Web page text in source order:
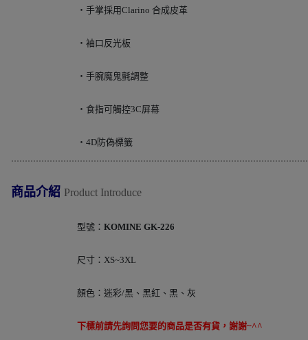
‧手掌採用Clarino 合成皮革
‧袖口反光板
‧手腕魔鬼氈調整
‧食指可觸控3C屏幕
‧4D防偽標籤
商品介紹 Product Introduce
型號： KOMINE GK-226
尺寸：XS~3XL
顏色：迷彩/黑、黑紅、黑、灰
下標前請先詢問您要的商品是否有貨，謝謝~^^